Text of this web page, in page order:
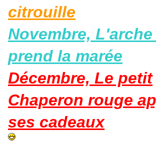
citrouille
Novembre, L'arche
prend la marée
Décembre, Le petit
Chaperon rouge
ses cadeaux